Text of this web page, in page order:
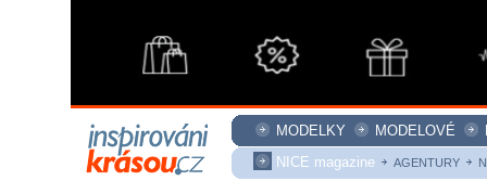
MODELKY MODELOVÉ
NICE magazine
AGENTURY